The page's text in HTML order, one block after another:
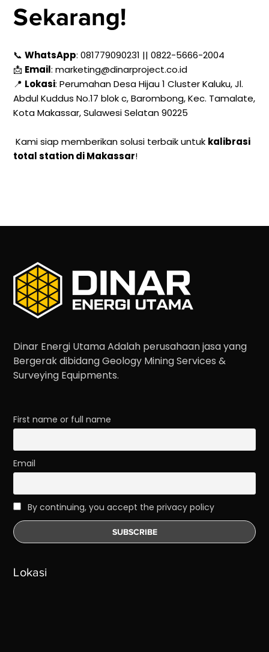
Sekarang!
📞WhatsApp: 081779090231 ||0822-5666-2004
📩 Email: marketing@dinarproject.co.id
📍 Lokasi: Perumahan Desa Hijau 1 Cluster Kaluku, Jl.
Abdul Kuddus No.17 blok c, Barombong, Kec. Tamalate,
Kota Makassar, Sulawesi Selatan 90225
Kami siap memberikan solusi terbaik untuk kalibrasi
total station di Makassar!
Dinar Energi Utama Adalah perusahaan jasa yang
Bergerak dibidang Geology Mining Services &
Surveying Equipments.
First name or full name
Email
By continuing, you accept the privacy policy
Lokasi